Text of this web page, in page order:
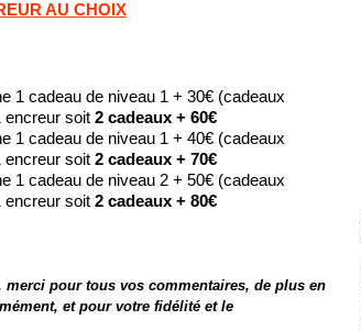
AU CHOIX
1 cadeau de niveau 1 + 30€ (cadeaux
encreur soit 2 cadeaux + 60€
1 cadeau de niveau 1 + 40€ (cadeaux
encreur soit 2 cadeaux + 70€
1 cadeau de niveau 2 + 50€ (cadeaux
encreur soit 2 cadeaux + 80€
pour tous vos commentaires, de plus en
et pour votre fidélité et le